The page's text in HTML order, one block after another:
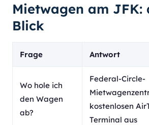
Mietwagen am JFK:
Blick
Frage Antwort
Wo hole ich
den Wagen
ab?
Federal-Circle-
kostenlosen
Terminal aus